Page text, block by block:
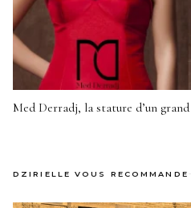
Med Derradj, la stature d’un
DZIRIELLE VOUS RECOMMANDE